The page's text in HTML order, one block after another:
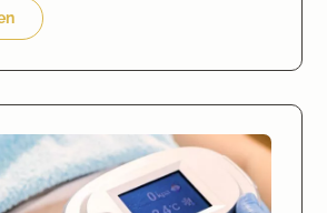
einfach wegfrieren